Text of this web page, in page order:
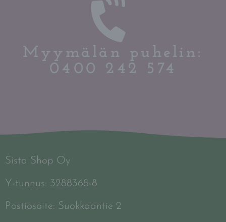
Myymälän puhelin:
0400 242 574
Sista Shop Oy
Y-tunnus: 3288368-8
Postiosoite: Suokkaantie 2